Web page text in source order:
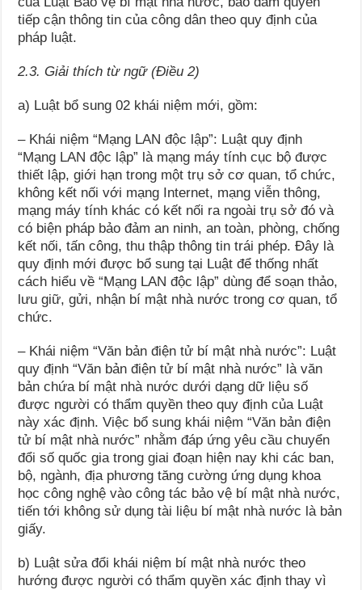
tiếp cận thông tin của công dân theo quy định của
pháp luật.
2.3. Giải thích từ ngữ (Điều 2)
a) Luật bổ sung 02 khái niệm mới, gồm:
– Khái niệm “Mạng LAN độc lập”: Luật quy định
“Mạng LAN độc lập” là mạng máy tính cục bộ được
thiết lập, giới hạn trong một trụ sở cơ quan, tổ chức,
không kết nối với mạng Internet, mạng viễn thông,
mạng máy tính khác có kết nối ra ngoài trụ sở đó và
có biện pháp bảo đảm an ninh, an toàn, phòng, chống
kết nối, tấn công, thu thập thông tin trái phép. Đây là
quy định mới được bổ sung tại Luật để thống nhất
cách hiểu về “Mạng LAN độc lập” dùng để soạn thảo,
lưu giữ, gửi, nhận bí mật nhà nước trong cơ quan, tổ
chức.
– Khái niệm “Văn bản điện tử bí mật nhà nước”: Luật
quy định “Văn bản điện tử bí mật nhà nước” là văn
bản chứa bí mật nhà nước dưới dạng dữ liệu số
được người có thẩm quyền theo quy định của Luật
này xác định. Việc bổ sung khái niệm “Văn bản điện
tử bí mật nhà nước” nhằm đáp ứng yêu cầu chuyển
đổi số quốc gia trong giai đoạn hiện nay khi các ban,
bộ, ngành, địa phương tăng cường ứng dụng khoa
học công nghệ vào công tác bảo vệ bí mật nhà nước,
tiến tới không sử dụng tài liệu bí mật nhà nước là bản
giấy.
b) Luật sửa đổi khái niệm bí mật nhà nước theo
hướng được người có thẩm quyền xác định thay vì